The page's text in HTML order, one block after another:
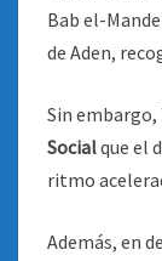
Bab el-
de Aden,
Sin
Socialque el
ritmo
Además, en